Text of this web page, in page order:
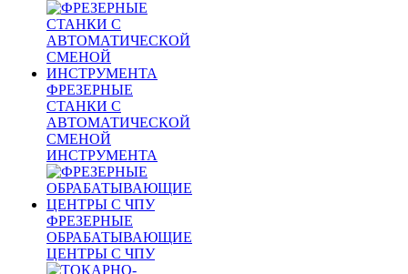
ФРЕЗЕРНЫЕ
СТАНКИ С
АВТОМАТИЧЕСКОЙ
СМЕНОЙ
ИНСТРУМЕНТА
ФРЕЗЕРНЫЕ
ОБРАБАТЫВАЮЩИЕ
ЦЕНТРЫ С ЧПУ